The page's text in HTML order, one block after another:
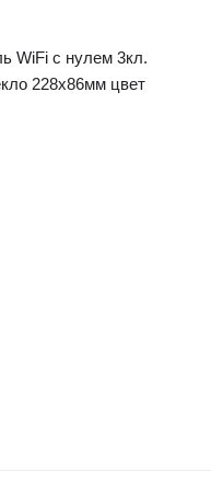
WiFi с нулем 3кл.
228х86мм цвет